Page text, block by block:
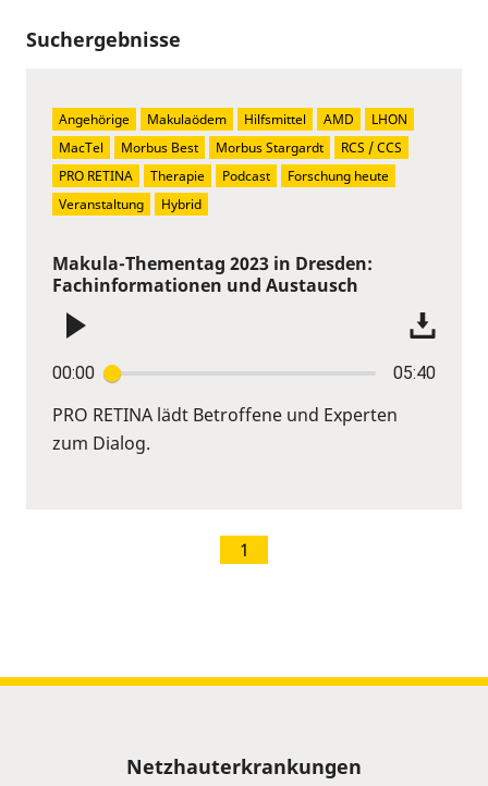
Suchergebnisse
Makula-Thementag 2023 in Dresden:
Fachinformationen und Austausch
00:00 05:40
PRO RETINA lädt Betroffene und Experten
zum Dialog.
Angehörige Makulaödem Hilfsmittel AMD
LHON
MacTel
Morbus Best Morbus Stargardt
RCS / CCS
PRO RETINA
Therapie Podcast
Forschung heute
Veranstaltung
Hybrid
1
Netzhauterkrankungen